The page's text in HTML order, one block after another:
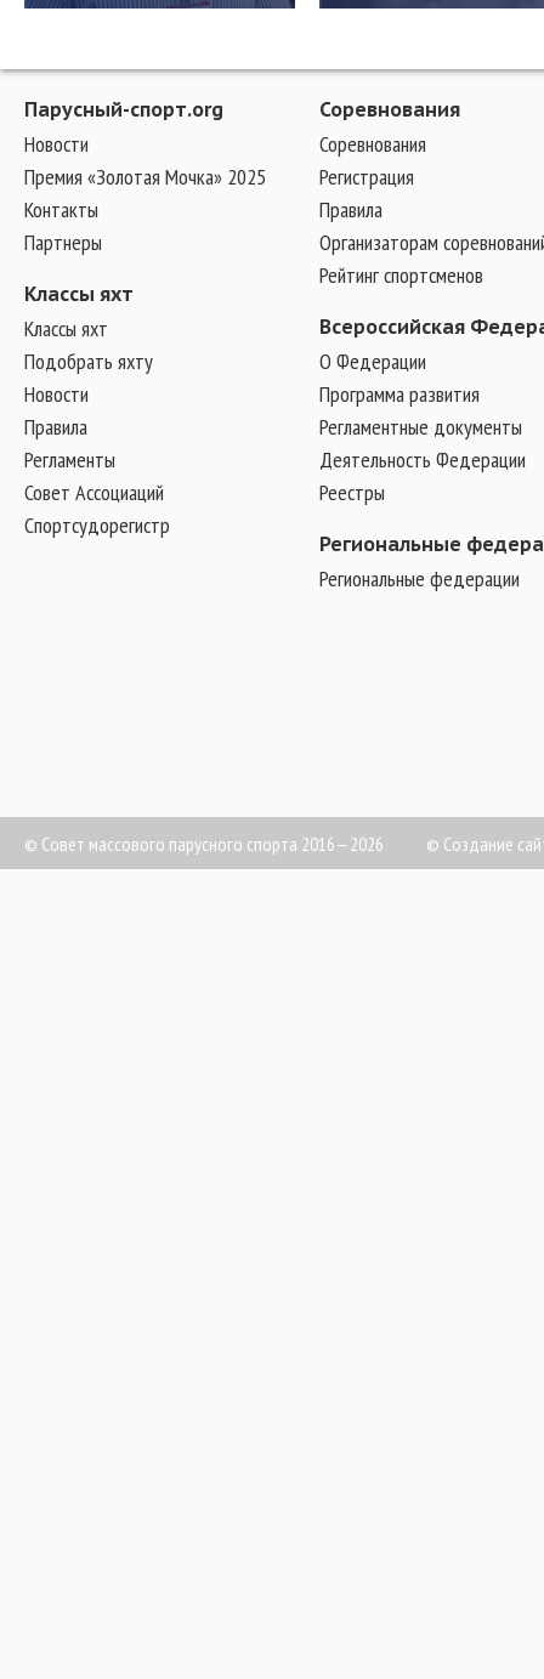
Парусный-спорт.org
Новости
Премия «Золотая Мочка» 2025
Контакты
Партнеры
Классы яхт
Классы яхт
Подобрать яхту
Новости
Правила
Регламенты
Совет Ассоциаций
Спортсудорегистр
Соревнования
Соревнования
Регистрация
Правила
Организаторам
Рейтинг спортсменов
Всероссийская
О Федерации
Программа развития
Регламентные документы
Деятельность Федерации
Реестры
Региональные
Региональные федерации
© Совет массового парусного спорта 2016—2026 © Создание